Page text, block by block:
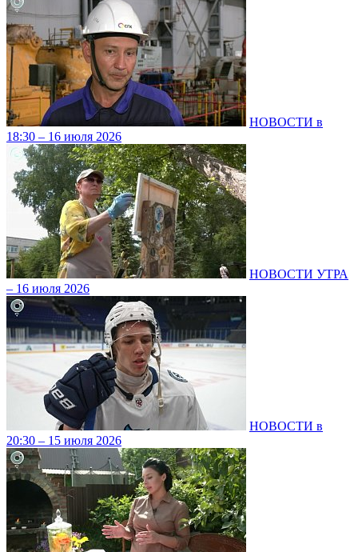
НОВОСТИ в
18:30 – 16 июля 2026
НОВОСТИ УТРА
– 16 июля 2026
НОВОСТИ в
20:30 – 15 июля 2026